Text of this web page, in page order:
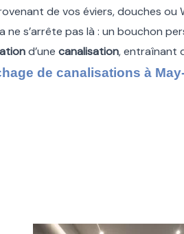
de vos éviers, douches ou
s’arrête pas là : un bouchon
d’une canalisation, entraînant
de canalisations à